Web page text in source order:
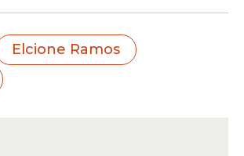
aos pequeninos com
de aula, cozinha ampliada,
sala de
Elcione Ramos